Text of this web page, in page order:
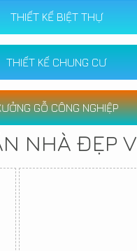
THIẾT KẾ BIỆT THỰ
THIẾT KẾ CHUNG CƯ
GỖ CÔNG NGHIỆP
NHÀ ĐẸP